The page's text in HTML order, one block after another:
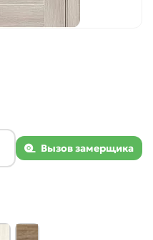
Вызов замерщика